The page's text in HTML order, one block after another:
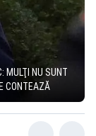
MULŢI NU SUNT
CONTEAZĂ